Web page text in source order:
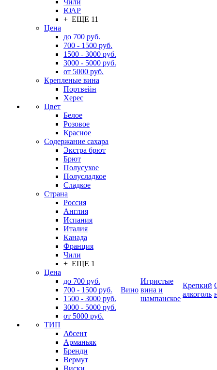
Чили
ЮАР
+ ЕЩЕ 11
Цена
до 700 руб.
700 - 1500 руб.
1500 - 3000 руб.
3000 - 5000 руб.
от 5000 руб.
Крепленые вина
Портвейн
Херес
Цвет
Белое
Розовое
Красное
Содержание сахара
Экстра брют
Брют
Полусухое
Полусладкое
Сладкое
Страна
Россия
Англия
Испания
Италия
Канада
Франция
Чили
+ ЕЩЕ 1
Цена
до 700 руб.
700 - 1500 руб.
1500 - 3000 руб.
3000 - 5000 руб.
от 5000 руб.
ТИП
Абсент
Арманьяк
Бренди
Вермут
Виски
Вино
Игристые
вина и
шампанское
Крепкий
алкоголь